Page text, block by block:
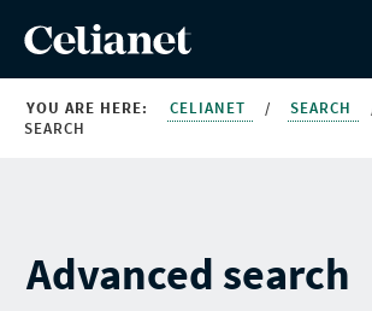
YOU ARE HERE: CELIANET / SEARCH
SEARCH
Advanced search